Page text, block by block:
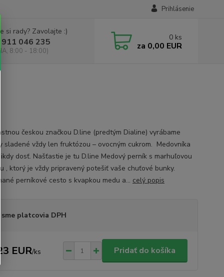
Prihlásenie
si rady? Zavolajte :)
911 046 235
8:00 - 18:00)
0 ks
za 0,00 EUR
českou značkou D.line (predtým Dialine) vyrábame
sladené vždy len fruktózou – ovocným cukrom. Medovníka
dosť. Našťastie je tu D.line Medový perník s marhuľovou
, ktorý je vždy pripravený potešiť vaše chuťové bunky.
perníkové cesto s kvapkou medu a... celý popis
sme platcovia DPH
EUR/ks Pridať do košíka